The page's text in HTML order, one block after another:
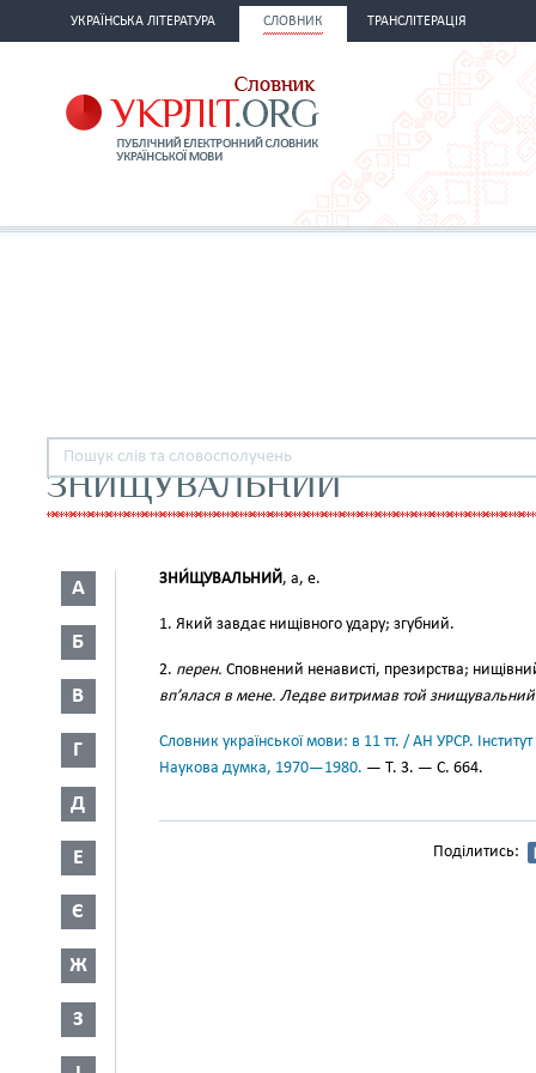
УКРАЇНСЬКА ЛІТЕРАТУРА СЛОВНИК ТРАНСЛІТЕРАЦІЯ
ЗНИЩУВАЛЬНИЙ
А
Б
В
Г
Д
Е
Є
Ж
З
ЗНИ́ЩУВАЛЬНИЙ, а, е.
1. Який завдає нищівного удару; згубний.
2. перен. Сповнений ненависті, презирства;
вп’ялася в мене. Ледве витримав той знищувальний
Словник української мови: в 11 тт. / АН УРСР.
Наукова думка, 1970—1980. — Т. 3. — С. 664.
Поділитись: